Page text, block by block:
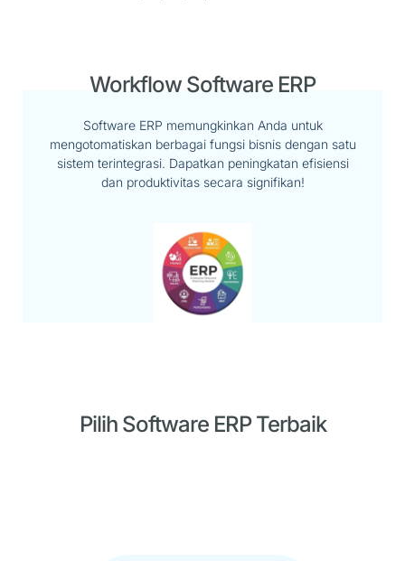
Workflow Software ERP
Software ERP memungkinkan Anda untuk
mengotomatiskan berbagai fungsi bisnis dengan satu
sistem terintegrasi. Dapatkan peningkatan efisiensi
dan produktivitas secara signifikan!
Pilih Software ERP Terbaik